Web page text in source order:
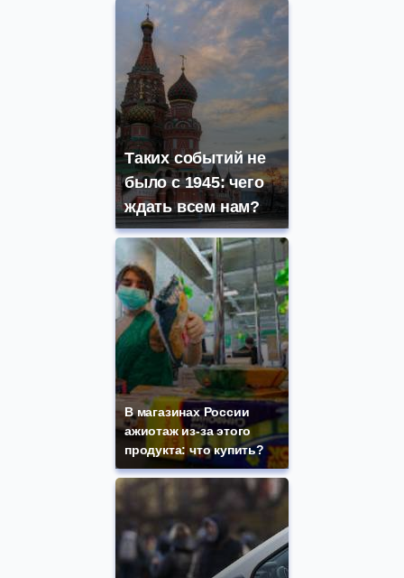
Таких событий не
было с 1945: чего
ждать всем нам?
В магазинах России
ажиотаж из-за этого
продукта: что купить?